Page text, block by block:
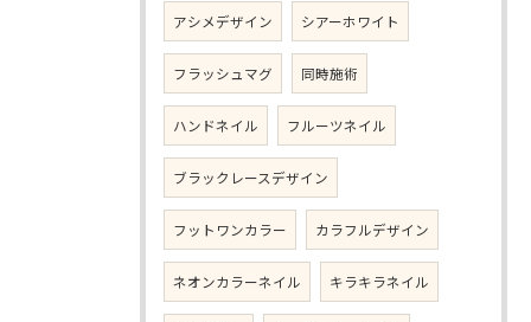
アシメデザイン シアーホワイト
フラッシュマグ 同時施術
ハンドネイル フルーツネイル
ブラックレースデザイン
フットワンカラー カラフルデザイン
ネオンカラーネイル キラキラネイル